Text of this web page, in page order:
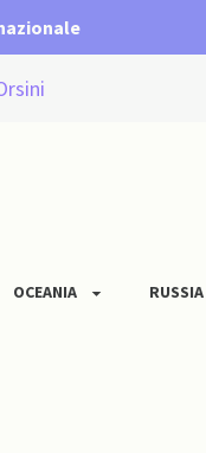
OCEANIA RUSSIA